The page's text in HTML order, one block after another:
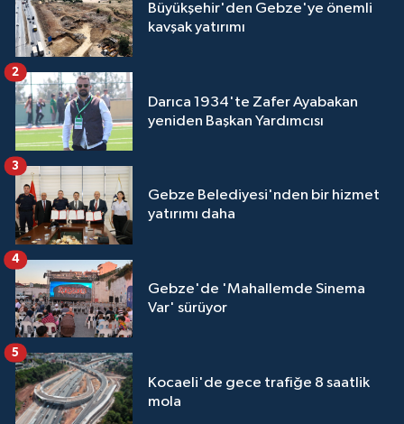
Büyükşehir'den Gebze'ye önemli
kavşak yatırımı
Darıca 1934'te Zafer Ayabakan
yeniden Başkan Yardımcısı
2
Gebze Belediyesi'nden bir hizmet
yatırımı daha
3
Gebze'de 'Mahallemde Sinema
Var' sürüyor
4
Kocaeli'de gece trafiğe 8 saatlik
mola
5